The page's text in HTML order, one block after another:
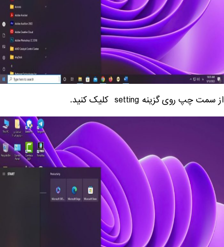
از سمت چپ روی گزینه setting کلیک کنید.